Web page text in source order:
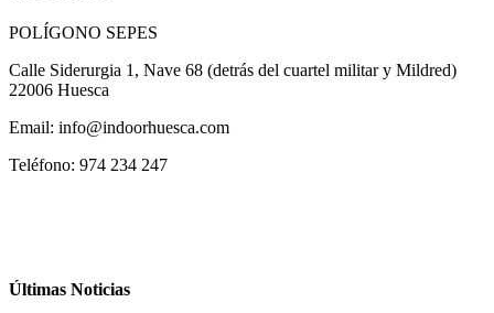
POLÍGONO SEPES
Calle Siderurgia 1, Nave 68 (detrás del cuartel militar y Mildred)
22006 Huesca
Email: info@indoorhuesca.com
Teléfono: 974 234 247
Últimas Noticias